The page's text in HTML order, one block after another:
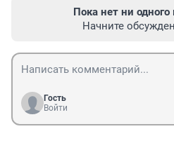
Пока нет ни
Начните
Гость
Войти